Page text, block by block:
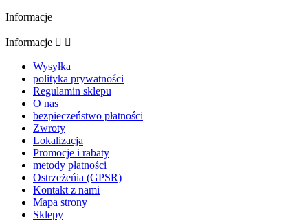
Informacje
Informacje  
Wysyłka
polityka prywatności
Regulamin sklepu
O nas
bezpieczeństwo płatności
Zwroty
Lokalizacja
Promocje i rabaty
metody płatności
Ostrzeżeńia (GPSR)
Kontakt z nami
Mapa strony
Sklepy